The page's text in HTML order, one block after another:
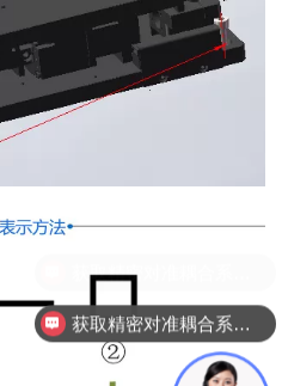
获取精密对准耦合系统技术方案